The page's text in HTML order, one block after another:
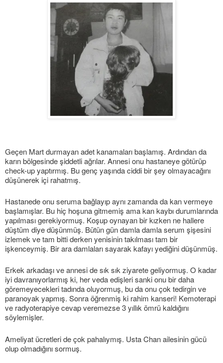
Geçen Mart durmayan adet kanamaları başlamış. Ardından da
karın bölgesinde şiddetli ağrılar. Annesi onu hastaneye götürüp
check-up yaptırmış. Bu genç yaşında ciddi bir şey olmayacağını
düşünerek içi rahatmış.
Hastanede onu seruma bağlayıp aynı zamanda da kan vermeye
başlamışlar. Bu hiç hoşuna gitmemiş ama kan kaybı durumlarında
yapılması gerekiyormuş. Koşup oynayan bir kızken ne hallere
düştüm diye düşünmüş. Bütün gün damla damla serum şişesini
izlemek ve tam bitti derken yenisinin takılması tam bir
işkenceymiş. Bir ara damlaları sayarak kafayı yediğini düşünmüş.
Erkek arkadaşı ve annesi de sık sık ziyarete geliyormuş. O kadar
iyi davranıyorlarmış ki, her veda edişleri sanki onu bir daha
göremeyecekleri tadında oluyormuş, bu da onu çok tedirgin ve
paranoyak yapmış. Sonra öğrenmiş ki rahim kanseri! Kemoterapi
ve radyoterapiye cevap veremezse 3 yıllık ömrü kaldığını
söylemişler.
Ameliyat ücretleri de çok pahalıymış. Usta Chan ailesinin gücü
olup olmadığını sormuş.